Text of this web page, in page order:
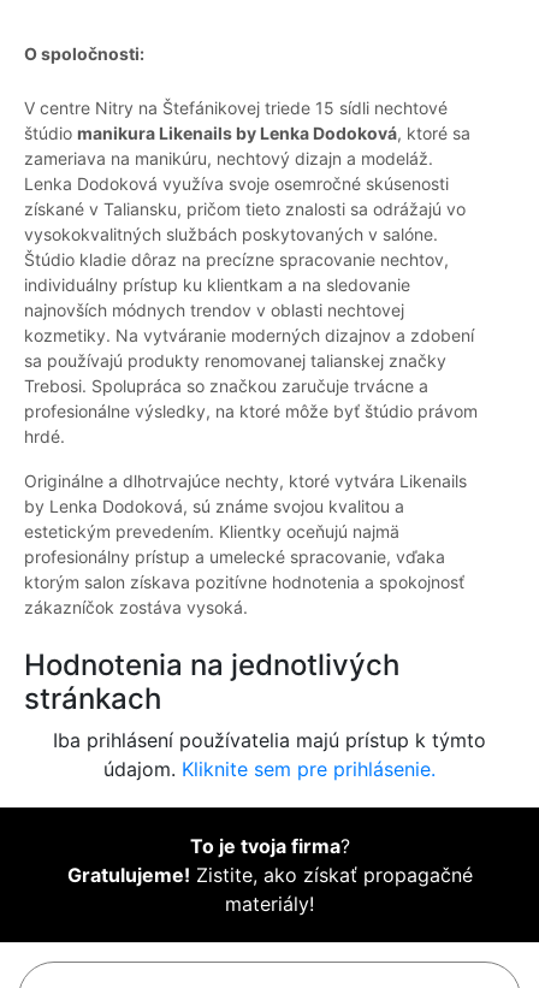
O spoločnosti:
V centre Nitry na Štefánikovej triede 15 sídli nechtové
štúdio manikura Likenails by Lenka Dodoková, ktoré sa
zameriava na manikúru, nechtový dizajn a modeláž.
Lenka Dodoková využíva svoje osemročné skúsenosti
získané v Taliansku, pričom tieto znalosti sa odrážajú vo
vysokokvalitných službách poskytovaných v salóne.
Štúdio kladie dôraz na precízne spracovanie nechtov,
individuálny prístup ku klientkam a na sledovanie
najnovších módnych trendov v oblasti nechtovej
kozmetiky. Na vytváranie moderných dizajnov a zdobení
sa používajú produkty renomovanej talianskej značky
Trebosi. Spolupráca so značkou zaručuje trvácne a
profesionálne výsledky, na ktoré môže byť štúdio právom
hrdé.
Originálne a dlhotrvajúce nechty, ktoré vytvára Likenails
by Lenka Dodoková, sú známe svojou kvalitou a
estetickým prevedením. Klientky oceňujú najmä
profesionálny prístup a umelecké spracovanie, vďaka
ktorým salon získava pozitívne hodnotenia a spokojnosť
zákazníčok zostáva vysoká.
Hodnotenia na jednotlivých
stránkach
Iba prihlásení používatelia majú prístup k týmto
údajom. Kliknite sem pre prihlásenie.
To je tvoja firma?
Gratulujeme! Zistite, ako získať propagačné
materiály!